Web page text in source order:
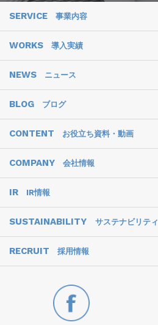
SERVICE 事業内容
WORKS 導入実績
NEWS ニュース
BLOG ブログ
CONTENT お役立ち資料・動画
COMPANY 会社情報
IR IR情報
SUSTAINABILITY サステナビリティ
RECRUIT 採用情報